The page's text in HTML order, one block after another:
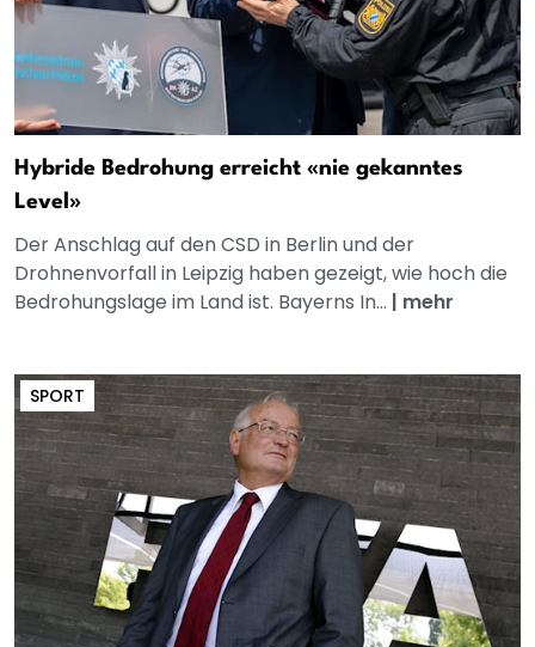
Hybride Bedrohung erreicht «nie gekanntes
Level»
Der Anschlag auf den CSD in Berlin und der
Drohnenvorfall in Leipzig haben gezeigt, wie hoch die
Bedrohungslage im Land ist. Bayerns In... | mehr
SPORT